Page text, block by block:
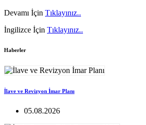
Devamı İçin Tıklayınız..
İngilizce İçin Tıklayınız..
Haberler
İlave ve Revizyon İmar Planı
05.08.2026